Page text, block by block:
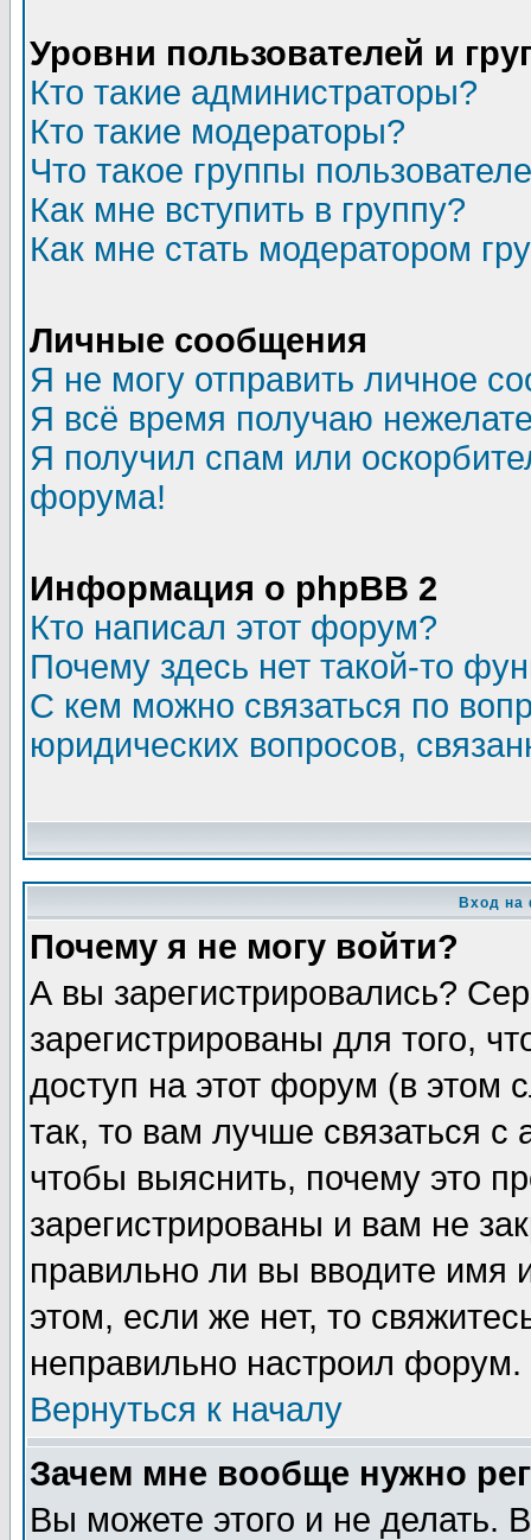
Уровни пользователей и
Кто такие администраторы?
Кто такие модераторы?
Что такое группы
Как мне вступить в группу?
Как мне стать модератором
Личные сообщения
Я не могу отправить личное
Я всё время получаю
Я получил спам или
форума!
Информация о phpBB 2
Кто написал этот форум?
Почему здесь нет такой-то
С кем можно связаться по
юридических вопросов,
Вход на
Почему я не могу войти?
А вы зарегистрировались?
зарегистрированы для того,
доступ на этот форум (в этом
так, то вам лучше связаться
чтобы выяснить, почему это
зарегистрированы и вам не
правильно ли вы вводите
этом, если же нет, то
неправильно настроил форум.
Вернуться к началу
Зачем мне вообще нужно
Вы можете этого и не делать.